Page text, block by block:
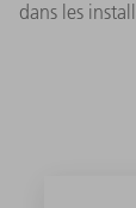
dans les